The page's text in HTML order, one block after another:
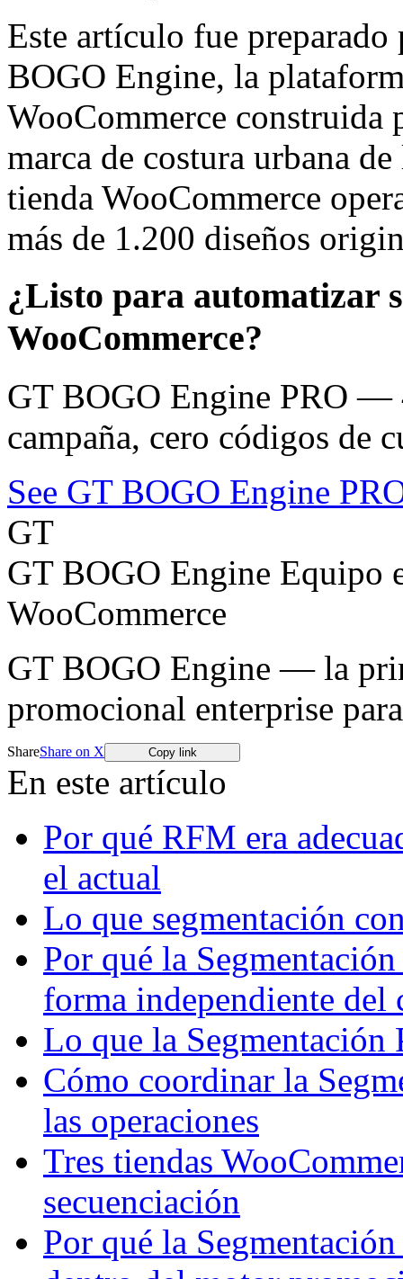
Este artículo fue
BOGO Engine, la
WooCommerce
marca de costura urbana
tienda WooCommerce
más de 1.200 diseños
¿Listo para automatizar
WooCommerce?
GT BOGO Engine PRO —
campaña, cero códigos de
See GT BOGO Engine
GT
GT BOGO Engine Equipo
WooCommerce
GT BOGO Engine — la
promocional enterprise
ShareShare on X Copy link
En este artículo
Por qué RFM era
el actual
Lo que segmentación
Por qué la
forma independiente del
Lo que la Segmentación
Cómo coordinar la
las operaciones
Tres tiendas
secuenciación
Por qué la